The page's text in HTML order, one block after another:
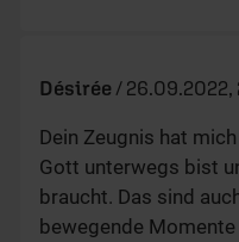
Désirée / 26.09.2022,
Dein Zeugnis hat
Gott unterwegs bist
braucht. Das sind
bewegende